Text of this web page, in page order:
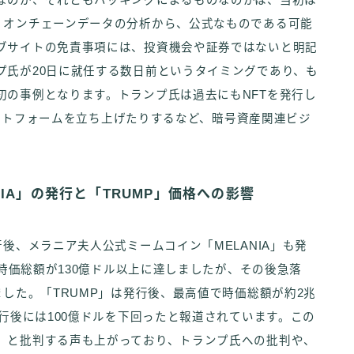
ンチェーンデータの分析から、公式なものである可能
イトの免責事項には、投資機会や証券ではないと明記
が20日に就任する数日前というタイミングであり、も
事例となります。トランプ氏は過去にもNFTを発行し
フォームを立ち上げたりするなど、暗号資産関連ビジ
」の発行と「TRUMP」価格への影響
、メラニア夫人公式ミームコイン「MELANIA」も発
総額が130億ドル以上に達しましたが、その後急落
た。「TRUMP」は発行後、最高値で時価総額が約2兆
後には100億ドルを下回ったと報道されています。この
批判する声も上がっており、トランプ氏への批判や、